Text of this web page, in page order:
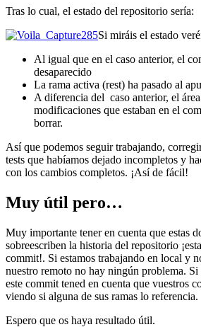
Tras lo cual, el estado del repositorio sería:
Si miráis el estado
Al igual que en el caso anterior, el
desaparecido
La rama activa (rest) ha pasado al
A diferencia del caso anterior, el
modificaciones que estaban en el
borrar.
Así que podemos seguir trabajando,
tests que habíamos dejado incompletos y
con los cambios completos. ¡Así de fácil!
Muy útil pero…
Muy importante tener en cuenta que estas
sobreescriben la historia del repositorio
commit!. Si estamos trabajando en local y
nuestro remoto no hay ningún problema. Si
este commit tened en cuenta que vuestros
viendo si alguna de sus ramas lo referencia.
Espero que os haya resultado útil.